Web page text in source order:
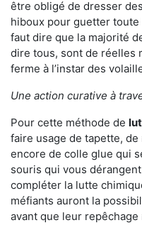
être obligé de dresser
hiboux pour guetter
faut dire que la majorité
dire tous, sont de réelles
ferme à l’instar des
Une action curative à
Pour cette méthode de
faire usage de tapette,
encore de colle glue qui
souris qui vous
compléter la lutte
méfiants auront la
avant que leur